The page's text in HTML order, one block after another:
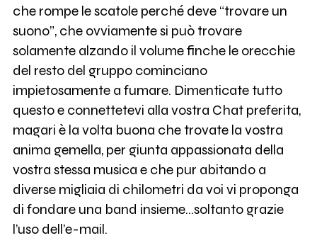
che rompe le scatole perché deve “trovare un
suono”, che ovviamente si può trovare
solamente alzando il volume finche le orecchie
del resto del gruppo cominciano
impietosamente a fumare. Dimenticate tutto
questo e connettetevi alla vostra Chat preferita,
magari è la volta buona che trovate la vostra
anima gemella, per giunta appassionata della
vostra stessa musica e che pur abitando a
diverse migliaia di chilometri da voi vi proponga
di fondare una band insieme…soltanto grazie
l’uso dell’e-mail.